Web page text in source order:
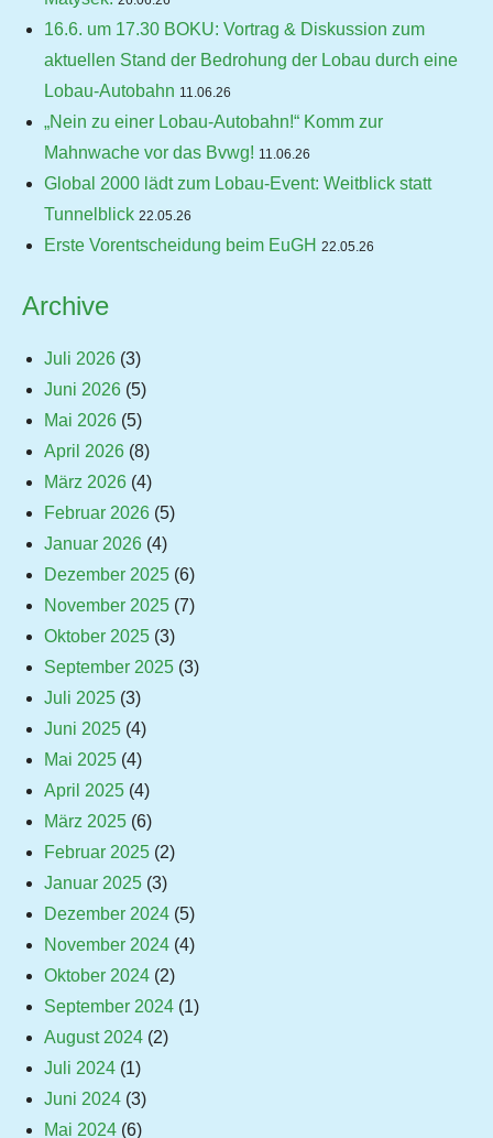
16.6. um 17.30 BOKU: Vortrag & Diskussion zum
aktuellen Stand der Bedrohung der Lobau durch eine
Lobau-Autobahn 11.06.26
„Nein zu einer Lobau-Autobahn!“ Komm zur
Mahnwache vor das Bvwg! 11.06.26
Global 2000 lädt zum Lobau-Event: Weitblick statt
Tunnelblick 22.05.26
Erste Vorentscheidung beim EuGH 22.05.26
Archive
Juli 2026 (3)
Juni 2026 (5)
Mai 2026 (5)
April 2026 (8)
März 2026 (4)
Februar 2026 (5)
Januar 2026 (4)
Dezember 2025 (6)
November 2025 (7)
Oktober 2025 (3)
September 2025 (3)
Juli 2025 (3)
Juni 2025 (4)
Mai 2025 (4)
April 2025 (4)
März 2025 (6)
Februar 2025 (2)
Januar 2025 (3)
Dezember 2024 (5)
November 2024 (4)
Oktober 2024 (2)
September 2024 (1)
August 2024 (2)
Juli 2024 (1)
Juni 2024 (3)
Mai 2024 (6)